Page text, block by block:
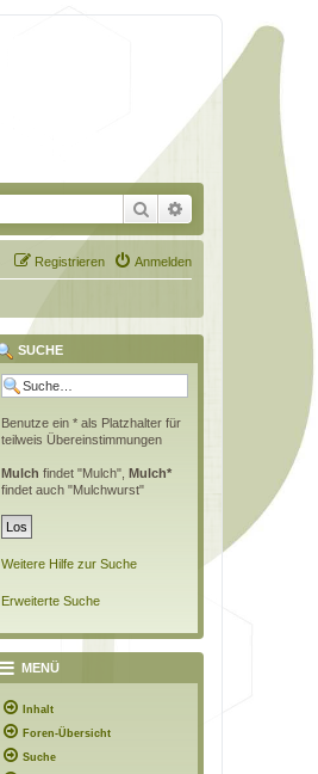
Suche Erweiterte Suche
Anmelden
Registrieren
SUCHE
Benutze ein * als Platzhalter für
teilweis Übereinstimmungen
Mulch findet "Mulch", Mulch*
findet auch "Mulchwurst"
Weitere Hilfe zur Suche
Erweiterte Suche
MENÜ
Inhalt
Foren-Übersicht
Suche